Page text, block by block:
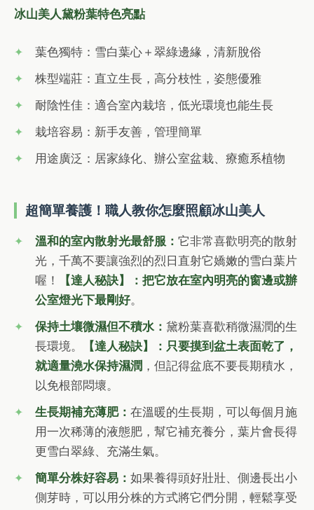
冰山美人黛粉葉特色亮點
葉色獨特：雪白葉心＋翠綠邊緣，清新脫俗
株型端莊：直立生長，高分枝性，姿態優雅
耐陰性佳：適合室內栽培，低光環境也能生長
栽培容易：新手友善，管理簡單
用途廣泛：居家綠化、辦公室盆栽、療癒系植物
超簡單養護！職人教你怎麼照顧冰山美人
溫和的室內散射光最舒服：它非常喜歡明亮的散射
光，千萬不要讓強烈的烈日直射它嬌嫩的雪白葉片
喔！
【達人秘訣】：把它放在室內明亮的窗邊或辦
公室燈光下最剛好。
保持土壤微濕但不積水：黛粉葉喜歡稍微濕潤的生
長環境。
【達人秘訣】：只要摸到盆土表面乾了，
就適量澆水保持濕潤 ，但記得盆底不要長期積水，
以免根部悶壞。
生長期補充薄肥：在溫暖的生長期，可以每個月施
用一次稀薄的液態肥，幫它補充養分，葉片會長得
更雪白翠綠、充滿生氣。
簡單分株好容易：如果養得頭好壯壯、側邊長出小
側芽時，可以用分株的方式將它們分開，輕鬆享受